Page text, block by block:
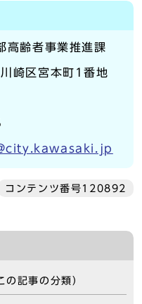
高齢者事業推進課
崎区宮本町1番地
コンテンツ番号120892
の記事の分類）